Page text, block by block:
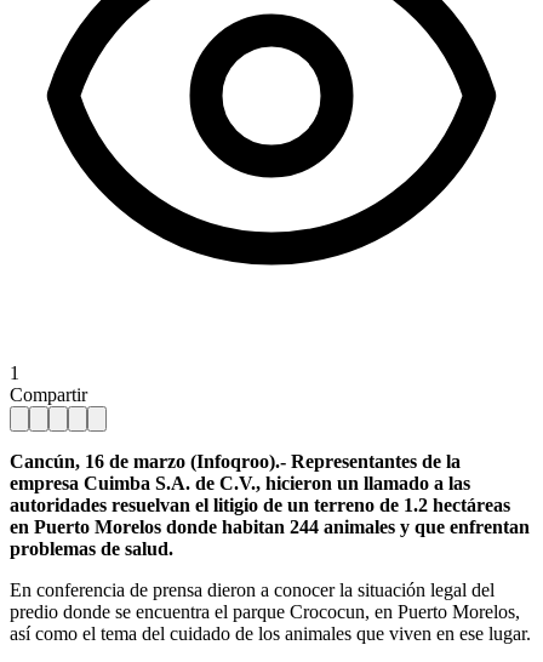
1
Compartir
Cancún, 16 de marzo (Infoqroo).- Representantes de la
empresa Cuimba S.A. de C.V., hicieron un llamado a las
autoridades resuelvan el litigio de un terreno de 1.2 hectáreas
en Puerto Morelos donde habitan 244 animales y que enfrentan
problemas de salud.
En conferencia de prensa dieron a conocer la situación legal del
predio donde se encuentra el parque Crococun, en Puerto Morelos,
así como el tema del cuidado de los animales que viven en ese lugar.